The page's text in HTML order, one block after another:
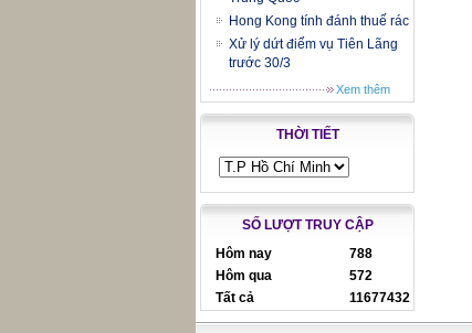
Hong Kong tính đánh thuế rác
Xử lý dứt điểm vụ Tiên Lãng
trước 30/3
Xem thêm
THỜI TIẾT
SỐ LƯỢT TRUY CẬP
Hôm nay
788
Hôm qua
572
Tất cả
11677432